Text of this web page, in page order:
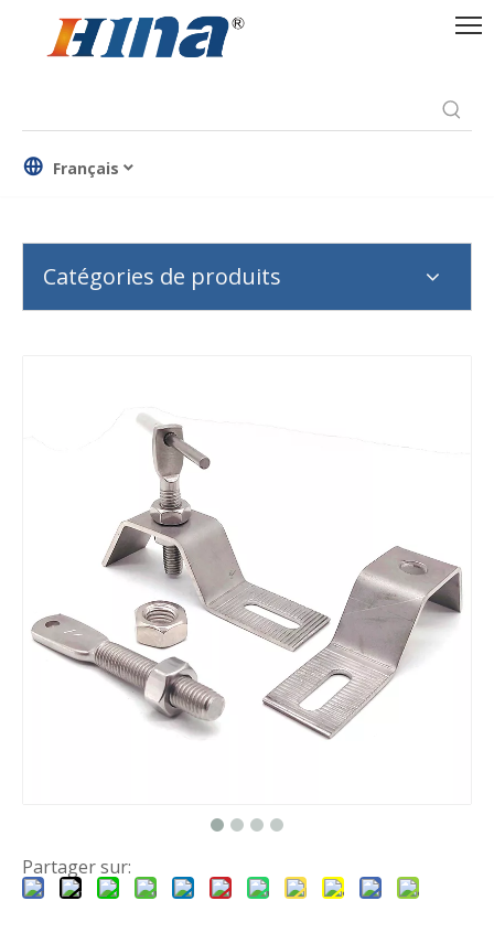
Français
Catégories de produits
Partager sur: